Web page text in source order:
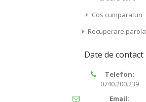
Cos cumparaturi
Recuperare parola
Date de contact
Telefon:
0740.200.239
Email: